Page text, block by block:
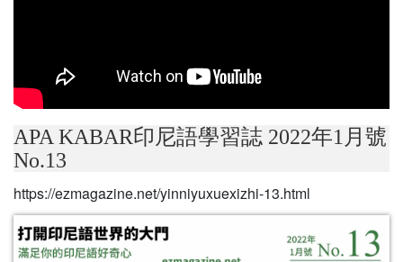
APA KABAR印尼語學習誌 2022年1月號
No.13
https://ezmagazine.net/yinniyuxuexizhi-13.html